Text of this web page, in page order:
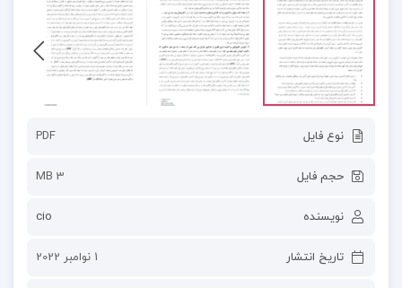
نوع فایل PDF
حجم فایل 3 MB
نویسنده cio
تاریخ انتشار 1 نوامبر 2022